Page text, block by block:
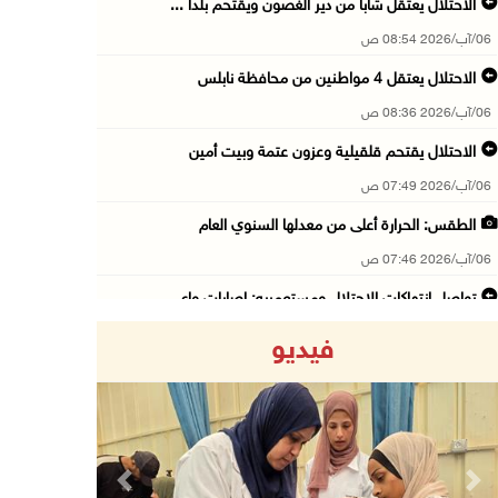
الاحتلال يعتقل شابا من دير الغصون ويقتحم بلدا ...
06/آب/2026 08:54 ص
الاحتلال يعتقل 4 مواطنين من محافظة نابلس
06/آب/2026 08:36 ص
الاحتلال يقتحم قلقيلية وعزون عتمة وبيت أمين
06/آب/2026 07:49 ص
الطقس: الحرارة أعلى من معدلها السنوي العام
06/آب/2026 07:46 ص
تواصل انتهاكات الاحتلال ومستعمريه: إصابات واع ...
إصابات وإحراق مساكن في هجوم للمستعمرين على ال ...
05/آب/2026 10:59 م
فيديو
Previous Next